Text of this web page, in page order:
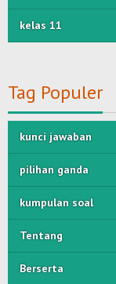
kelas 11
Tag Populer
kunci jawaban
pilihan ganda
kumpulan soal
Tentang
Berserta